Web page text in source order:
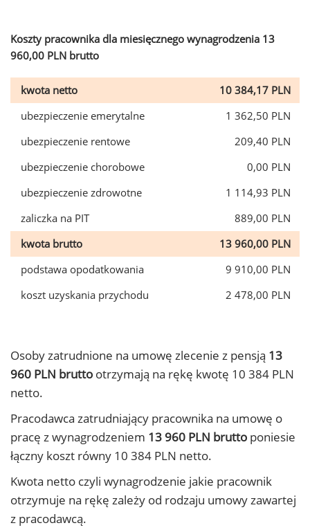
Koszty pracownika dla miesięcznego wynagrodzenia 13
960,00 PLN brutto
kwota netto
10 384,17 PLN
ubezpieczenie emerytalne
1 362,50 PLN
ubezpieczenie rentowe
209,40 PLN
ubezpieczenie chorobowe
0,00 PLN
ubezpieczenie zdrowotne
1 114,93 PLN
zaliczka na PIT
889,00 PLN
kwota brutto
13 960,00 PLN
podstawa opodatkowania
9 910,00 PLN
koszt uzyskania przychodu
2 478,00 PLN
Osoby zatrudnione na umowę zlecenie z pensją 13
960 PLN brutto otrzymają na rękę kwotę 10 384 PLN
netto.
Pracodawca zatrudniający pracownika na umowę o
pracę z wynagrodzeniem 13 960 PLN brutto poniesie
łączny koszt równy 10 384 PLN netto.
Kwota netto czyli wynagrodzenie jakie pracownik
otrzymuje na rękę zależy od rodzaju umowy zawartej
z pracodawcą.